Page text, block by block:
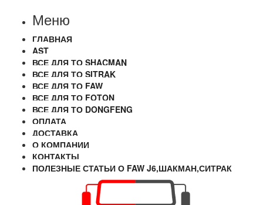
Меню
ГЛАВНАЯ
AST
ВСЕ ДЛЯ ТО SHACMAN
ВСЕ ДЛЯ ТО SITRAK
ВСЕ ДЛЯ ТО FAW
ВСЕ ДЛЯ ТО FOTON
ВСЕ ДЛЯ ТО DONGFENG
ОПЛАТА
ДОСТАВКА
О КОМПАНИИ
КОНТАКТЫ
ПОЛЕЗНЫЕ СТАТЬИ О FAW J6,ШАКМАН,СИТРАК